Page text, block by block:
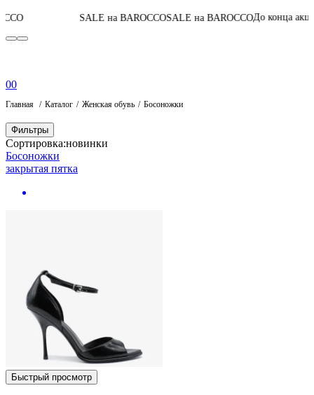
SALE на BAROCCOSALE на BAROCCOДо конца акции 05:06:16:
00
Главная Каталог Женская обувь Босоножки
Фильтры
Сортировка:новинки
Босоножки
закрытая пятка
Быстрый просмотр